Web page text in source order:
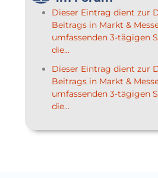
Dieser Eintrag dient zur
Beitrags in Markt &
umfassenden 3-tägigen
die...
Dieser Eintrag dient zur
Beitrags in Markt &
umfassenden 3-tägigen
die...